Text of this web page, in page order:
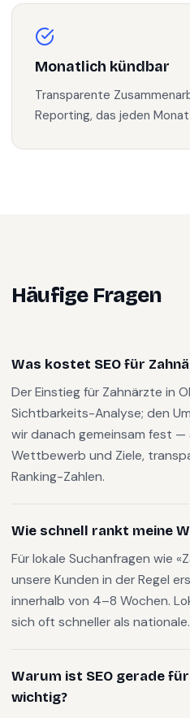
Monatlich kündbar
Transparente
Reporting, das jeden
Häufige Fragen
Was kostet SEO für
Der Einstieg für Zahnärzte in
Sichtbarkeits-Analyse; den
wir danach gemeinsam fest
Wettbewerb und Ziele,
Ranking-Zahlen.
Wie schnell rankt meine
Für lokale Suchanfragen wie
unsere Kunden in der Regel
innerhalb von 4–8 Wochen.
sich oft schneller als nationale.
Warum ist SEO gerade
wichtig?